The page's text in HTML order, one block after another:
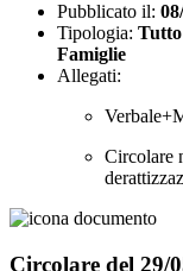
Pubblicato il:
Tipologia: Tutto
Famiglie
Allegati:
Circolare
Circolare del 29/